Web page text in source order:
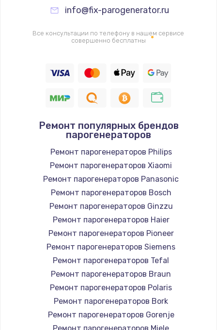
Замена термодатчиков
2500 руб.
Заказать
2000 руб.
2000 руб.
Заказать
Ремонт или замена флоуметра
2000 руб.
Заказать
Замена сальников
2000 руб.
Заказать
Замена переходников
1000 руб.
Заказать
Ремонт бойлера
info@fix-parogenerator.ru
Все консультации по телефону в нашем сервисе
совершенно бесплатны
Ремонт популярных брендов
парогенераторов
Ремонт парогенераторов Philips
Ремонт парогенераторов Xiaomi
Ремонт парогенераторов Panasonic
Ремонт парогенераторов Bosch
Ремонт парогенераторов Ginzzu
Ремонт парогенераторов Haier
Ремонт парогенераторов Pioneer
Ремонт парогенераторов Siemens
Ремонт парогенераторов Tefal
Ремонт парогенераторов Braun
Ремонт парогенераторов Polaris
Ремонт парогенераторов Bork
Ремонт парогенераторов Gorenje
Ремонт парогенераторов Miele